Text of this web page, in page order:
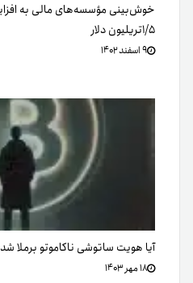
خوش‌بینی مؤسسه‌های مالی به
۱/۵تریلیون دلار
۹ اسفند ۱۴۰۲
آیا هویت ساتوشی ناکاموتو برملا
۱۸ مهر ۱۴۰۳